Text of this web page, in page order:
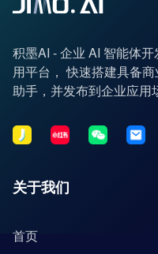
积墨AI - 企业 AI 智能体
用平台， 快速搭建具备
助手，并发布到企业应用
关于我们
首页